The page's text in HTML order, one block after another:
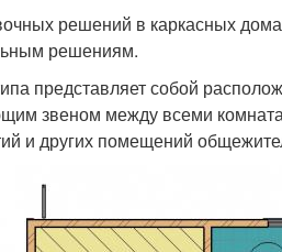
решений в каркасных
решениям.
представляет собой
звеном между всеми
и других помещений